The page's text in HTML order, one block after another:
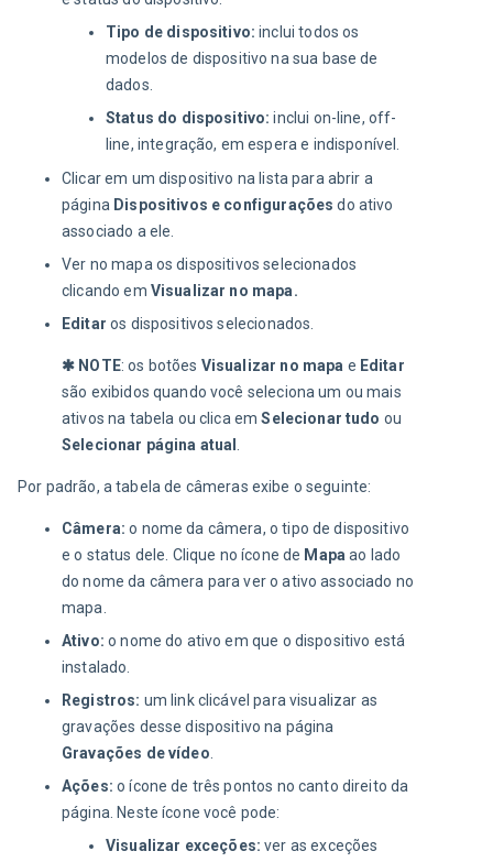
Tipo de dispositivo: inclui todos os
modelos de dispositivo na sua base de
dados.
Status do dispositivo: inclui on-line, off-
line, integração, em espera e indisponível.
Clicar em um dispositivo na lista para abrir a
página Dispositivos e configurações do ativo
associado a ele.
Ver no mapa os dispositivos selecionados
clicando em Visualizar no mapa.
Editar os dispositivos selecionados.
✱ NOTE: os botões Visualizar no mapa e Editar
são exibidos quando você seleciona um ou mais
ativos na tabela ou clica em Selecionar tudo ou
Selecionar página atual .
Por padrão, a tabela de câmeras exibe o seguinte:
Câmera: o nome da câmera, o tipo de dispositivo
e o status dele. Clique no ícone de Mapaao lado
do nome da câmera para ver o ativo associado no
mapa.
Ativo: o nome do ativo em que o dispositivo está
instalado.
Registros: um link clicável para visualizar as
gravações desse dispositivo na página
Gravações de vídeo.
Ações: o ícone de três pontos no canto direito da
página. Neste ícone você pode:
Visualizar exceções: ver as exceções